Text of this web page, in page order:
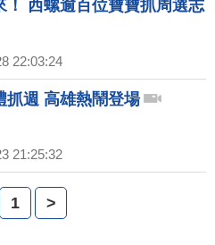
！ 西螺逾百位寶寶抓周選志
22:03:24
抓週 高雄熱鬧登場
21:25:32
1 >